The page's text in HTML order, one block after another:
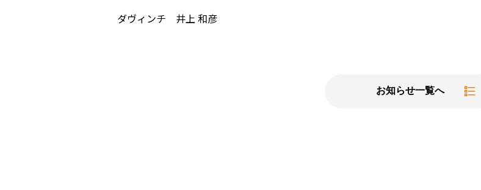
ダヴィンチ 井上 和彦
お知らせ一覧へ